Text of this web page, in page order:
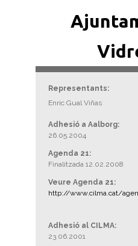
Representants:
Enric Gual Viñas
Adhesió a Aalborg:
26.05.2004
Agenda 21:
Finalitzada 12.02.2008
Veure Agenda 21:
http://www.cilma.cat/
Adhesió al CILMA:
23.06.2001